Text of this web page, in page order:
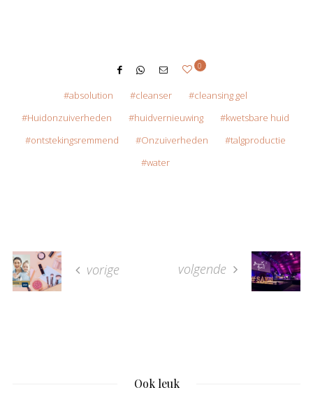
0
absolution cleanser
cleansing gel
Huidonzuiverheden
huidvernieuwing
kwetsbare huid
ontstekingsremmend
Onzuiverheden
talgproductie
water
vorige volgende
Ook leuk